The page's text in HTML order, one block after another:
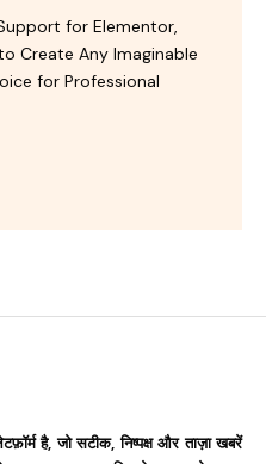
for Elementor,
Create Any Imaginable
for Professional
है, जो सटीक, निष्पक्ष और ताज़ा खबरें